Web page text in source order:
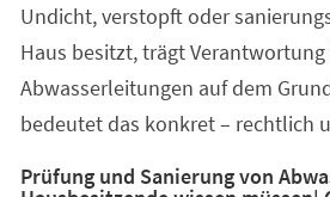
neuen
Tab)
Undicht, verstopft oder
Haus besitzt, trägt
Abwasserleitungen auf dem
bedeutet das konkret – rechtlich
Prüfung und Sanierung von